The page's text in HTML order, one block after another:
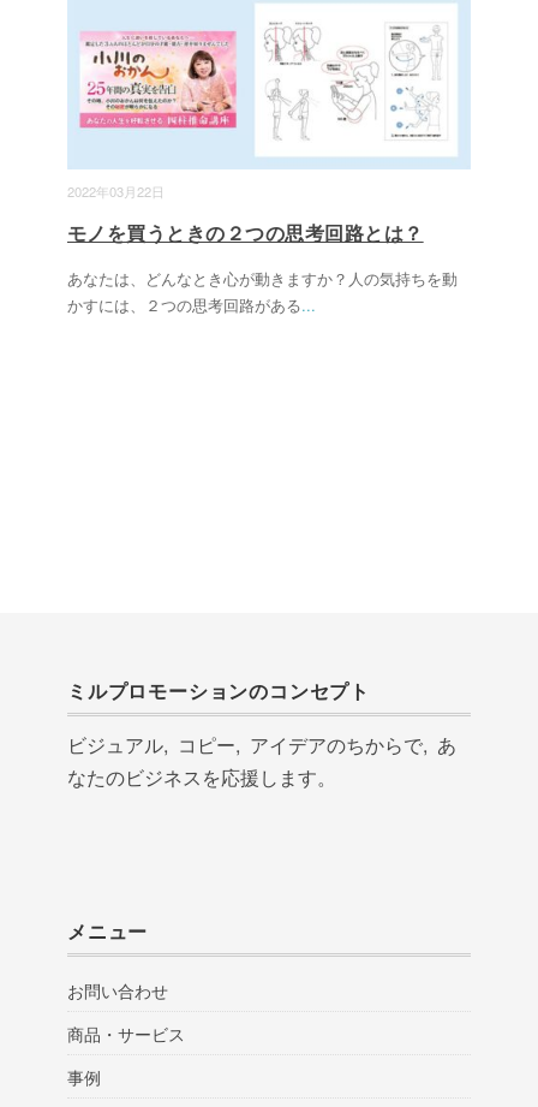
2022年03月22日
モノを買うときの２つの思考回路とは？
あなたは、どんなとき心が動きますか？人の気持ちを動
かすには、２つの思考回路がある...
ミルプロモーションのコンセプト
ビジュアル, コピー, アイデアのちからで, あ
なたのビジネスを応援します。
メニュー
お問い合わせ
商品・サービス
事例